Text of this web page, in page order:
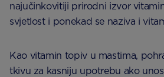
najučinkovitiji prirodni izvor
svjetlost i ponekad se naziva i
Kao vitamin topiv u mastima,
tkivu za kasniju upotrebu ako